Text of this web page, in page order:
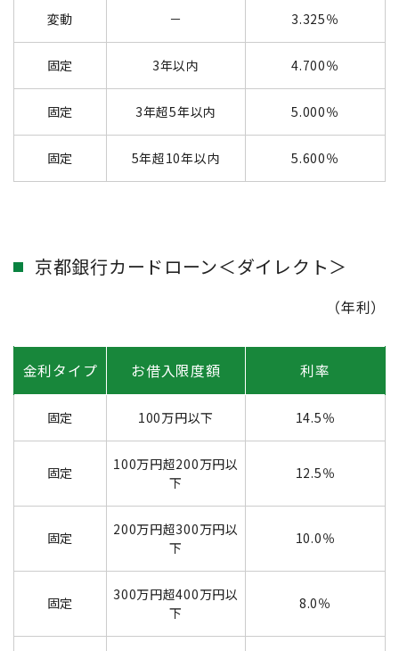
変動 － 3.325％
固定 3年以内 4.700％
固定 3年超5年以内 5.000％
固定 5年超10年以内 5.600％
京都銀行カードローン＜ダイレクト＞
（年利）
金利タイプ お借入限度額 利率
固定 100万円以下 14.5％
固定
100万円超200万円以
下
12.5％
固定
200万円超300万円以
下
10.0％
固定
300万円超400万円以
下
8.0％